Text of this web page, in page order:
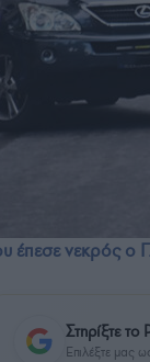
έπεσε νεκρός
Στηρίξτε
Επιλέξτε μας